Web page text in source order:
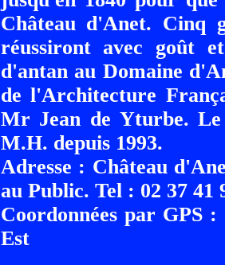
Château d'Anet. Cinq
réussiront avec goût
d'antan au Domaine
de l'Architecture
Mr Jean de Yturbe. Le
M.H. depuis 1993.
Adresse : Château
au Public. Tel : 02 37 41
Coordonnées par GPS
Est